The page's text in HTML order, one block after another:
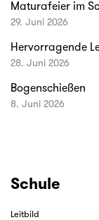
Maturafeier im
29. Juni 2026
Hervorragende
28. Juni 2026
Bogenschießen
8. Juni 2026
Schule
Leitbild